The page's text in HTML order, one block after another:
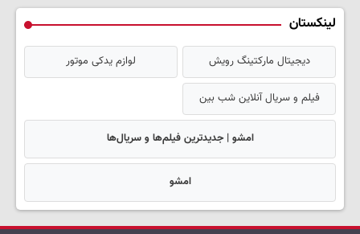
لینکستان
دیجیتال مارکتینگ رویش لوازم یدکی موتور
فیلم و سریال آنلاین شب بین
امشو | جدیدترین فیلم‌ها و سریال‌ها
امشو